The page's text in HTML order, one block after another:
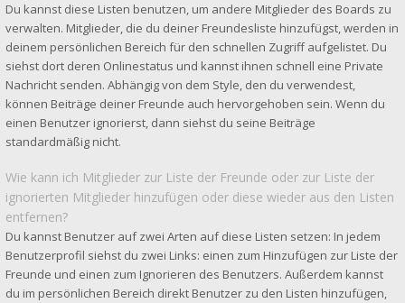
Du kannst diese Listen benutzen, um andere Mitglieder des Boards zu
verwalten. Mitglieder, die du deiner Freundesliste hinzufügst, werden in
deinem persönlichen Bereich für den schnellen Zugriff aufgelistet. Du
siehst dort deren Onlinestatus und kannst ihnen schnell eine Private
Nachricht senden. Abhängig von dem Style, den du verwendest,
können Beiträge deiner Freunde auch hervorgehoben sein. Wenn du
einen Benutzer ignorierst, dann siehst du seine Beiträge
standardmäßig nicht.
Wie kann ich Mitglieder zur Liste der Freunde oder zur Liste der
ignorierten Mitglieder hinzufügen oder diese wieder aus den Listen
entfernen?
Du kannst Benutzer auf zwei Arten auf diese Listen setzen: In jedem
Benutzerprofil siehst du zwei Links: einen zum Hinzufügen zur Liste der
Freunde und einen zum Ignorieren des Benutzers. Außerdem kannst
du im persönlichen Bereich direkt Benutzer zu den Listen hinzufügen,